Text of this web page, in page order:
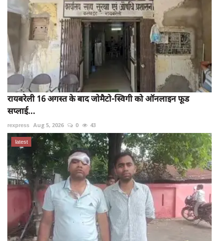
रायबरेली 16 अगस्त के बाद जोमैटो-स्विगी को ऑनलाइन फूड
सप्लाई...
rexpress Aug 5, 2026 0 43
latest